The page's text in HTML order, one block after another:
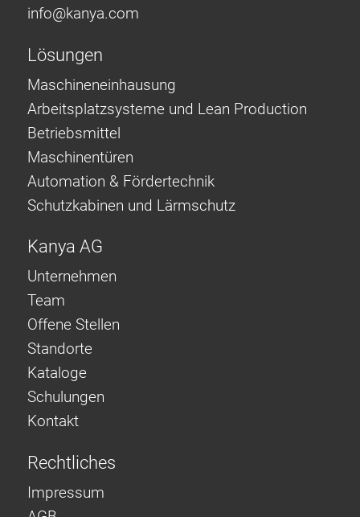
info@kanya.com
Lösungen
Maschineneinhausung
Arbeitsplatzsysteme und Lean Production
Betriebsmittel
Maschinentüren
Automation & Fördertechnik
Schutzkabinen und Lärmschutz
Kanya AG
Unternehmen
Team
Offene Stellen
Standorte
Kataloge
Schulungen
Kontakt
Rechtliches
Impressum